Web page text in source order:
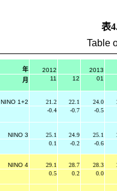
表
Table
年 2012
2013
月
11 12 01
NINO 1+2 21.2 22.1 24.0
-0.4
-0.7 -0.5
NINO 3 25.1 24.9 25.1
0.1 -0.2 -0.6
NINO 4 29.1 28.7 28.3
0.5 0.2 0.0